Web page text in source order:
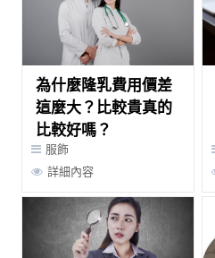
為什麼隆乳費用價差
這麼大？比較貴真的
比較好嗎？
服飾
詳細內容